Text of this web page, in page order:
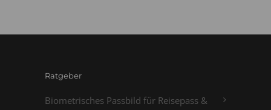
Ratgeber
Biometrisches Passbild für Reisepass &